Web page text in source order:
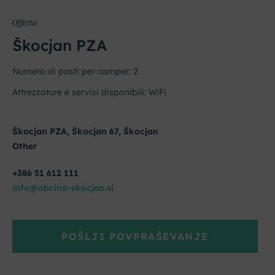
Offerta
Škocjan PZA
Numero di posti per camper: 2
Attrezzature e servizi disponibili: WiFi
Škocjan PZA, Škocjan 67, Škocjan
Other
+386 51 612 111
info@obcina-skocjan.si
POŠLJI POVPRAŠEVANJE